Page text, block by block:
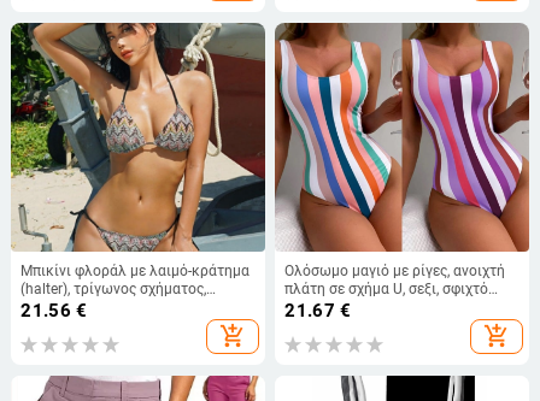
Μπικίνι φλοράλ με λαιμό-κράτημα
(halter), τρίγωνος σχήματος,
ανοιχτή πλάτη, sexy για γυναίκες
21.56 €
add_shopping_cart
Ολόσωμο μαγιό με ρίγες, ανοιχτή
πλάτη σε σχήμα U, σεξι, σφιχτό
κόψιμο, ύφασμα πολυεστέρα με
21.67 €
add_shopping_cart